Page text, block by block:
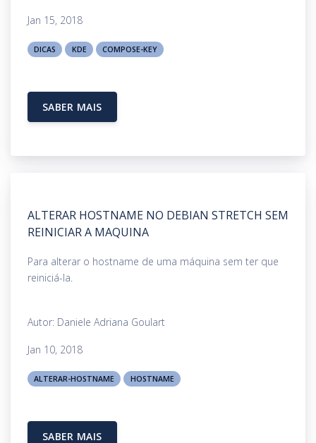
Jan 15, 2018
DICAS KDE COMPOSE-KEY
SABER MAIS
ALTERAR HOSTNAME NO DEBIAN STRETCH SEM
REINICIAR A MAQUINA
Para alterar o hostname de uma máquina sem ter que
reiniciá-la.
Autor: Daniele Adriana Goulart
Jan 10, 2018
ALTERAR-HOSTNAME HOSTNAME
SABER MAIS